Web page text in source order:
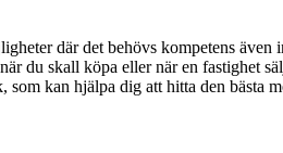
där det behövs kompetens
du skall köpa eller när en fastighet
kan hjälpa dig att hitta den bästa